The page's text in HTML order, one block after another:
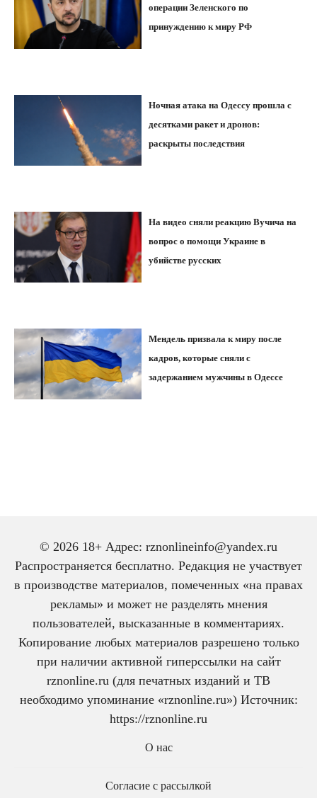
операции Зеленского по
принуждению к миру РФ
Ночная атака на Одессу прошла с
десятками ракет и дронов:
раскрыты последствия
На видео сняли реакцию Вучича на
вопрос о помощи Украине в
убийстве русских
Мендель призвала к миру после
кадров, которые сняли с
задержанием мужчины в Одессе
© 2026 18+ Адрес: rznonlineinfo@yandex.ru
Распространяется бесплатно. Редакция не участвует
в производстве материалов, помеченных «на правах
рекламы» и может не разделять мнения
пользователей, высказанные в комментариях.
Копирование любых материалов разрешено только
при наличии активной гиперссылки на сайт
rznonline.ru (для печатных изданий и ТВ
необходимо упоминание «rznonline.ru») Источник:
https://rznonline.ru
О нас
Согласие с рассылкой